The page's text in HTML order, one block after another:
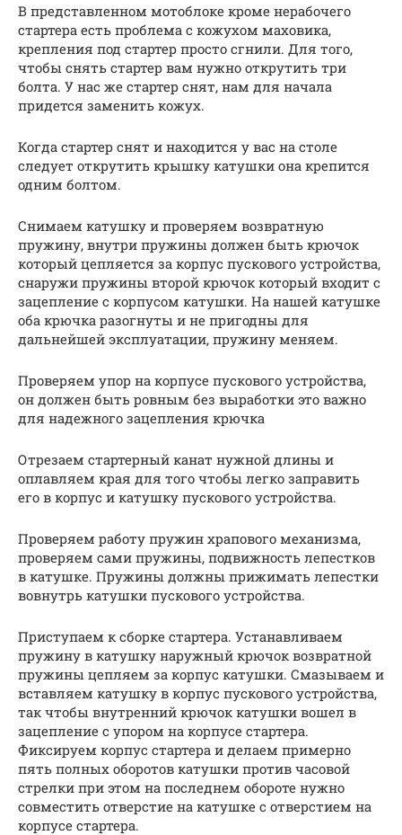
В представленном мотоблоке кроме нерабочего
стартера есть проблема с кожухом маховика,
крепления под стартер просто сгнили. Для того,
чтобы снять стартер вам нужно открутить три
болта. У нас же стартер снят, нам для начала
придется заменить кожух.
Когда стартер снят и находится у вас на столе
следует открутить крышку катушки она крепится
одним болтом.
Снимаем катушку и проверяем возвратную
пружину, внутри пружины должен быть крючок
который цепляется за корпус пускового устройства,
снаружи пружины второй крючок который входит с
зацепление с корпусом катушки. На нашей катушке
оба крючка разогнуты и не пригодны для
дальнейшей эксплуатации, пружину меняем.
Проверяем упор на корпусе пускового устройства,
он должен быть ровным без выработки это важно
для надежного зацепления крючка
Отрезаем стартерный канат нужной длины и
оплавляем края для того чтобы легко заправить
его в корпус и катушку пускового устройства.
Проверяем работу пружин храпового механизма,
проверяем сами пружины, подвижность лепестков
в катушке. Пружины должны прижимать лепестки
вовнутрь катушки пускового устройства.
Приступаем к сборке стартера. Устанавливаем
пружину в катушку наружный крючок возвратной
пружины цепляем за корпус катушки. Смазываем и
вставляем катушку в корпус пускового устройства,
так чтобы внутренний крючок катушки вошел в
зацепление с упором на корпусе стартера.
Фиксируем корпус стартера и делаем примерно
пять полных оборотов катушки против часовой
стрелки при этом на последнем обороте нужно
совместить отверстие на катушке с отверстием на
корпусе стартера.